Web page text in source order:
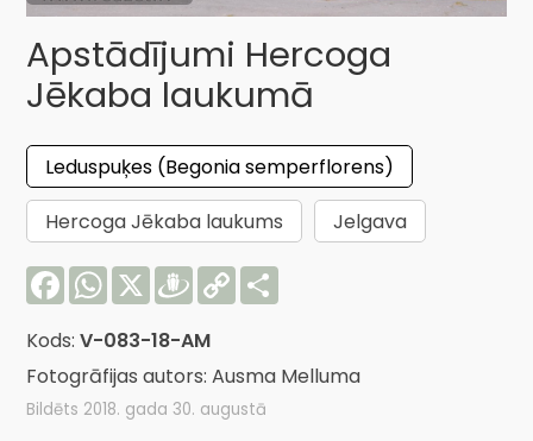
Apstādījumi Hercoga
Jēkaba laukumā
Leduspuķes (Begonia semperflorens)
Hercoga Jēkaba laukums
Jelgava
FacebookWhatsApp
X Draugiem
Copy
Link
Kods:V-083-18-AM
Fotogrāfijas autors: Ausma Melluma
Bildēts 2018. gada 30. augustā